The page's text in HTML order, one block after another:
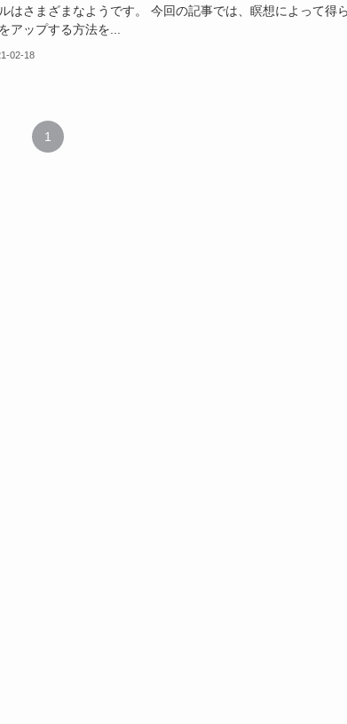
はさまざまなようです。 今回の記事では、瞑想によって得
アップする方法を...
02-18
1